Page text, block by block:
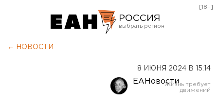
РОССИЯ
Оренбург
[18+]
← НОВОСТИ
8 ИЮНЯ 2024 В 15:14
ЕАНовости